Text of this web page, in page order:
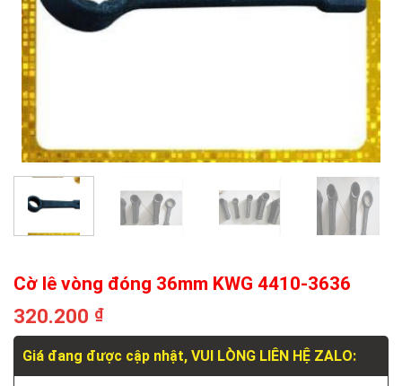
Cờ lê vòng đóng 36mm KWG 4410-3636
320.200 ₫
Giá đang được cập nhật, VUI LÒNG LIÊN HỆ ZALO: